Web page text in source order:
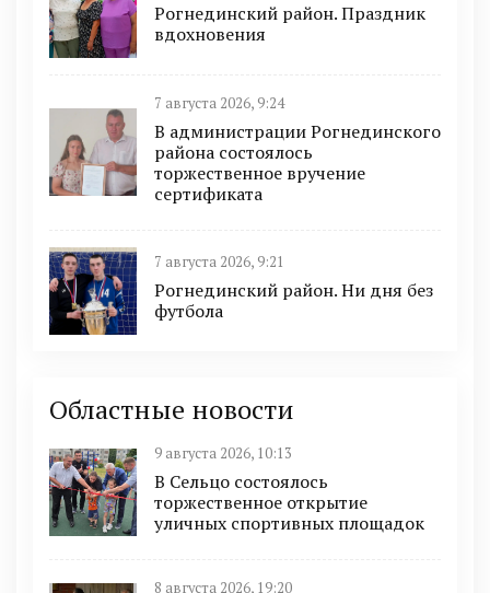
Рогнединский район. Праздник
вдохновения
7 августа 2026, 9:24
В администрации Рогнединского
района состоялось
торжественное вручение
сертификата
7 августа 2026, 9:21
Рогнединский район. Ни дня без
футбола
Областные новости
9 августа 2026, 10:13
В Сельцо состоялось
торжественное открытие
уличных спортивных площадок
8 августа 2026, 19:20